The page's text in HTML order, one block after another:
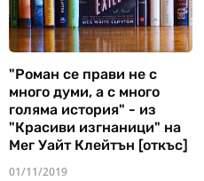
"Роман се прави не с
много думи, а с много
голяма история" - из
"Красиви изгнаници" на
Мег Уайт Клейтън [откъс]
01/11/2019